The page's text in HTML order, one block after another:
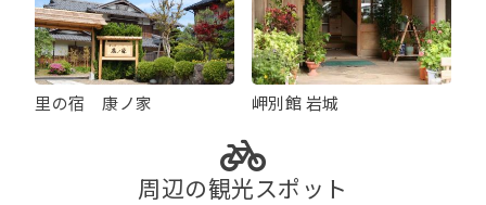
里の宿 康ノ家 岬別館 岩城
周辺の観光スポット